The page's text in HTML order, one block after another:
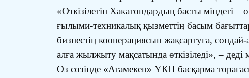
«Өткізілетін Хакатондардың басты міндеті –
ғылыми-техникалық қызметтің басым
бизнестің кооперациясын жақсартуға,
алға жылжыту мақсатында өткізіледі», – деді
Өз сөзінде «Атамекен» ҰКП басқарма